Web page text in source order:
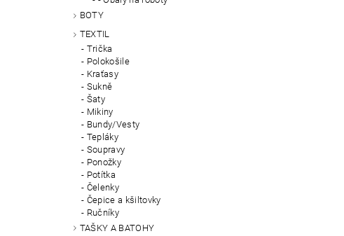
BOTY
TEXTIL
Trička
Polokošile
Kraťasy
Sukně
Šaty
Mikiny
Bundy/Vesty
Tepláky
Soupravy
Ponožky
Potítka
Čelenky
Čepice a kšiltovky
Ručníky
TAŠKY A BATOHY